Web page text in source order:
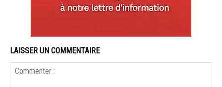
LAISSER UN COMMENTAIRE